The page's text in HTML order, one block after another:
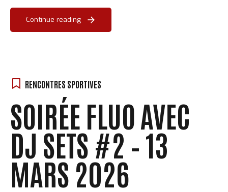
Continue reading
RENCONTRES SPORTIVES
SOIRÉE FLUO AVEC
DJ SETS #2 – 13
MARS 2026